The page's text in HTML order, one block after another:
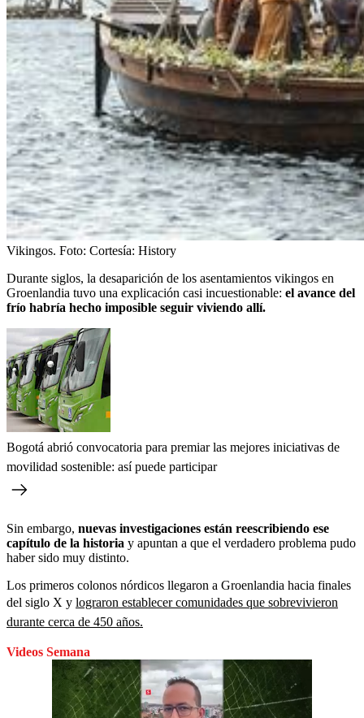
Vikingos. Foto: Cortesía: History
Durante siglos, la desaparición de los asentamientos vikingos en
Groenlandia tuvo una explicación casi incuestionable: el avance del
frío habría hecho imposible seguir viviendo allí.
Bogotá abrió convocatoria para premiar las mejores iniciativas de
movilidad sostenible: así puede participar
Sin embargo, nuevas investigaciones están reescribiendo ese
capítulo de la historia y apuntan a que el verdadero problema pudo
haber sido muy distinto.
Los primeros colonos nórdicos llegaron a Groenlandia hacia finales
del siglo X y lograron establecer comunidades que sobrevivieron
durante cerca de 450 años.
Videos Semana